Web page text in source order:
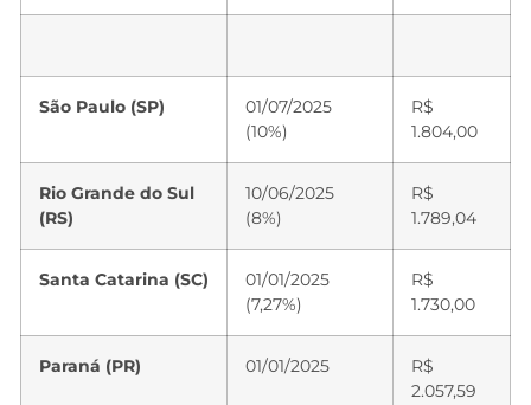
São Paulo (SP)
01/07/2025
(10%)
R$
1.804,00
Rio Grande do Sul
(RS)
10/06/2025
(8%)
R$
1.789,04
Santa Catarina (SC)
01/01/2025
(7,27%)
R$
1.730,00
Paraná (PR) 01/01/2025
R$
2.057,59